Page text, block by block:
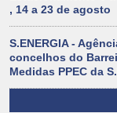
, 14 a 23 de agosto
S.ENERGIA -
concelhos do
Medidas PPEC da